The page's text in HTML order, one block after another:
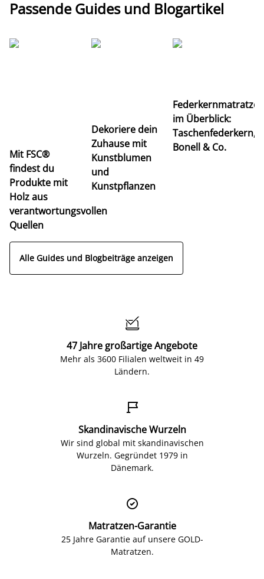
Passende Guides und Blogartikel
Mit FSC®
findest du
Produkte mit
Holz aus
verantwortungsvollen
Quellen
Dekoriere dein
Zuhause mit
Kunstblumen
und
Kunstpflanzen
im Überblick:
Taschenfederkern,
Bonell & Co.
Alle Guides und Blogbeiträge anzeigen

47 Jahre großartige Angebote
Mehr als 3600 Filialen weltweit in 49
Ländern.

Skandinavische Wurzeln
Wir sind global mit skandinavischen
Wurzeln. Gegründet 1979 in
Dänemark.

Matratzen-Garantie
25 Jahre Garantie auf unsere GOLD-
Matratzen.